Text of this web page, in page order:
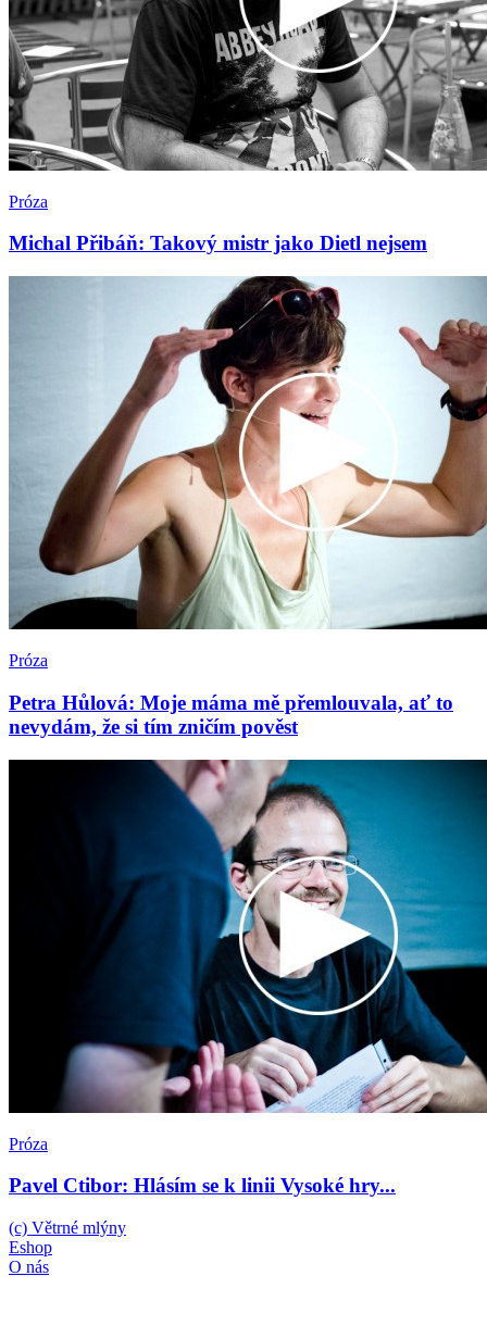
Próza
Michal Přibáň: Takový mistr jako Dietl nejsem
Próza
Petra Hůlová: Moje máma mě přemlouvala, ať to
nevydám, že si tím zničím pověst
Próza
Pavel Ctibor: Hlásím se k linii Vysoké hry...
(c) Větrné mlýny
Eshop
O nás